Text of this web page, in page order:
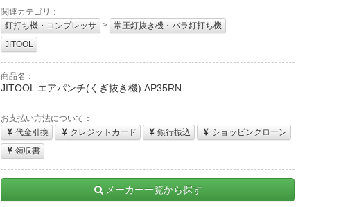
関連カテゴリ：
釘打ち機・コンプレッサ
>
常圧釘抜き機・バラ釘打ち機
JITOOL
商品名：
JITOOL エアパンチ(くぎ抜き機) AP35RN
お支払い方法について：
代金引換
クレジットカード 銀行振込
ショッピングローン
領収書
メーカー一覧から探す